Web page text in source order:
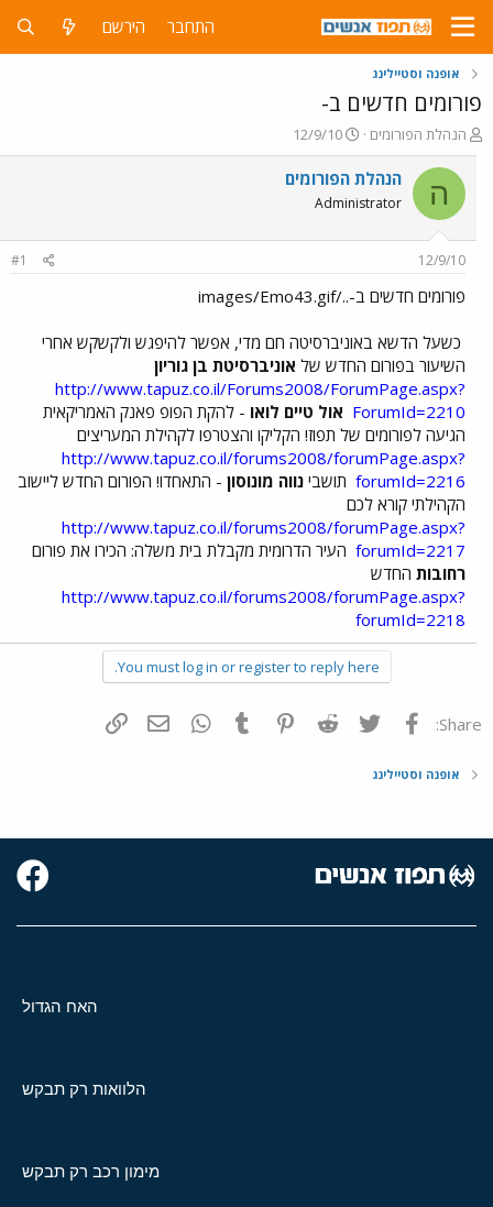
התחבר הירשם
אופנה וסטיילינג
פורומים חדשים ב-
פ
ו
ת
ח
ה
ו
ש
א
הנהלת הפורומים
פ
ו
ר
ם
ר
12/9/10
ה הנהלת הפורומים
Administrator
12/9/10
#1
פורומים חדשים ב-../images/Emo43.gif
כשעל הדשא באוניברסיטה חם מדי, אפשר להיפגש ולקשקש אחרי
השיעור בפורום החדש של אוניברסיטת בן גוריון
http://www.tapuz.co.il/Forums2008/ForumPage.aspx?
ForumId=2210 אול טיים לואו - להקת הפופ פאנק האמריקאית
הגיעה לפורומים של תפוז! הקליקו והצטרפו לקהילת המעריצים
http://www.tapuz.co.il/forums2008/forumPage.aspx?
forumId=2216 תושבי נווה מונוסון - התאחדו! הפורום החדש ליישוב
הקהילתי קורא לכם
http://www.tapuz.co.il/forums2008/forumPage.aspx?
forumId=2217 העיר הדרומית מקבלת בית משלה: הכירו את פורום
רחובות החדש
http://www.tapuz.co.il/forums2008/forumPage.aspx?
forumId=2218
You must log in or register to reply here.
Share: פייסבוק Twitter
Reddit
Pinterest
Tumblr
WhatsAppדואר אלקטרוני
אופנה וסטיילינג
האח הגדול
הלוואות רק תבקש
מימון רכב רק תבקש